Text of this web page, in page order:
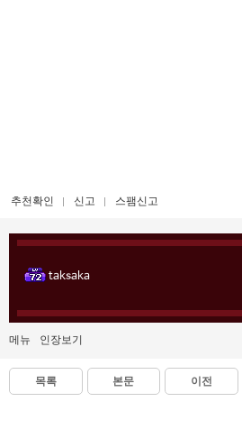
추천확인 신고 스팸신고
taksaka
메뉴 인장보기
목록 본문 이전